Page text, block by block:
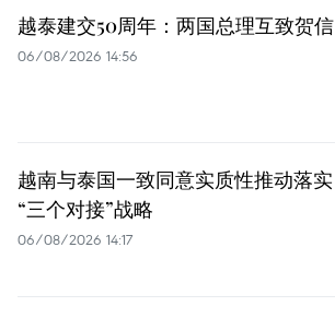
越泰建交50周年：两国总理互致贺信
06/08/2026 14:56
越南与泰国一致同意实质性推动落实
“三个对接”战略
06/08/2026 14:17